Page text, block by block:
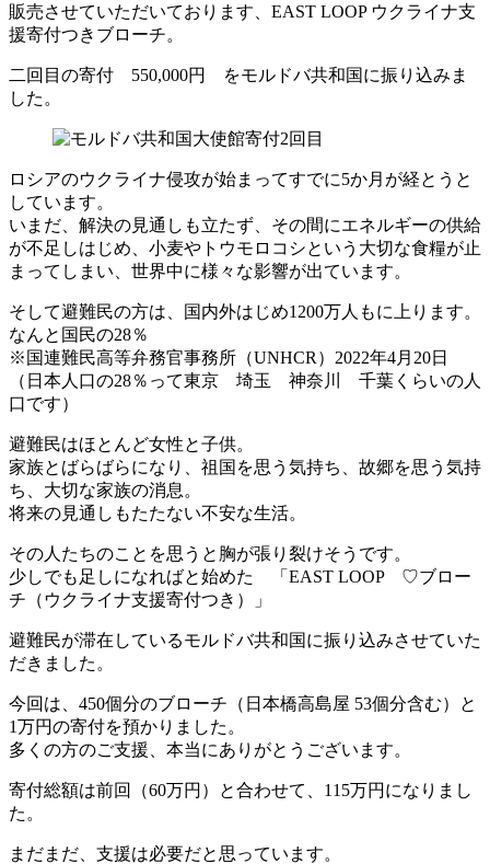
販売させていただいております、EAST LOOP ウクライナ支
援寄付つきブローチ。
二回目の寄付 550,000円 をモルドバ共和国に振り込みま
した。
ロシアのウクライナ侵攻が始まってすでに5か月が経とうと
しています。
いまだ、解決の見通しも立たず、その間にエネルギーの供給
が不足しはじめ、小麦やトウモロコシという大切な食糧が止
まってしまい、世界中に様々な影響が出ています。
そして避難民の方は、国内外はじめ1200万人もに上ります。
なんと国民の28％
※国連難民高等弁務官事務所（UNHCR）2022年4月20日
（日本人口の28％って東京 埼玉 神奈川 千葉くらいの人
口です）
避難民はほとんど女性と子供。
家族とばらばらになり、祖国を思う気持ち、故郷を思う気持
ち、大切な家族の消息。
将来の見通しもたたない不安な生活。
その人たちのことを思うと胸が張り裂けそうです。
少しでも足しになればと始めた 「EAST LOOP ♡ブロー
チ（ウクライナ支援寄付つき）」
避難民が滞在しているモルドバ共和国に振り込みさせていた
だきました。
今回は、450個分のブローチ（日本橋高島屋 53個分含む）と
1万円の寄付を預かりました。
多くの方のご支援、本当にありがとうございます。
寄付総額は前回（60万円）と合わせて、115万円になりまし
た。
まだまだ、支援は必要だと思っています。